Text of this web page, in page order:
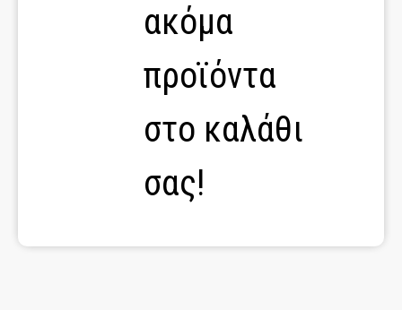
ακόμα
προϊόντα
στο καλάθι
σας!